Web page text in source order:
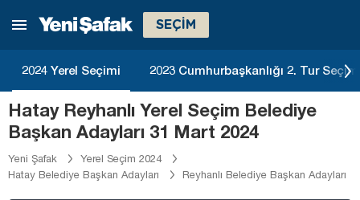
SEÇİM
2024 Yerel Seçimi 2023 Cumhurbaşkanlığı 2. Tur
Hatay Reyhanlı Yerel Seçim Belediye
Başkan Adayları 31 Mart 2024
Yeni Şafak
Yerel Seçim 2024
Hatay Belediye Başkan Adayları
Reyhanlı Belediye Başkan Adayları
Erzincan
Eskişehir
Gaziantep
Giresun